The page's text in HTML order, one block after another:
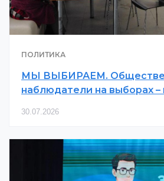
ПОЛИТИКА
МЫ ВЫБИРАЕМ.
наблюдатели на выборах –
30.07.2026